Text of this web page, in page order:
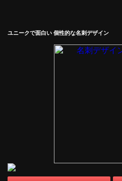
ユニークで面白い 個性的な名刺デザイン